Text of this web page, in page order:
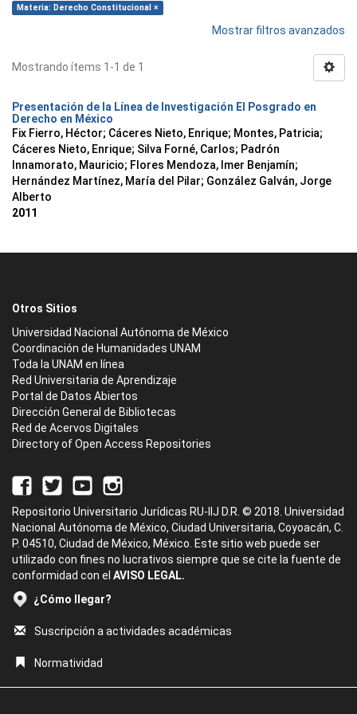
Materia: Derecho Constitucional ×
Mostrar filtros avanzados
Mostrando ítems 1-1 de 1
Presentación de la Línea de Investigación El Posgrado en
Derecho en México
Fix Fierro, Héctor; Cáceres Nieto, Enrique; Montes, Patricia;
Cáceres Nieto, Enrique; Silva Forné, Carlos; Padrón
Innamorato, Mauricio; Flores Mendoza, Imer Benjamín;
Hernández Martínez, María del Pilar; González Galván, Jorge
Alberto
2011
Otros Sitios
Universidad Nacional Autónoma de México
Coordinación de Humanidades UNAM
Toda la UNAM en línea
Red Universitaria de Aprendizaje
Portal de Datos Abiertos
Dirección General de Bibliotecas
Red de Acervos Digitales
Directory of Open Access Repositories
Repositorio Universitario Jurídicas RU-IIJ D.R. © 2018. Universidad
Nacional Autónoma de México, Ciudad Universitaria, Coyoacán, C.
P. 04510, Ciudad de México, México. Este sitio web puede ser
utilizado con fines no lucrativos siempre que se cite la fuente de
conformidad con el AVISO LEGAL.
¿Cómo llegar?
Suscripción a actividades académicas
Normatividad